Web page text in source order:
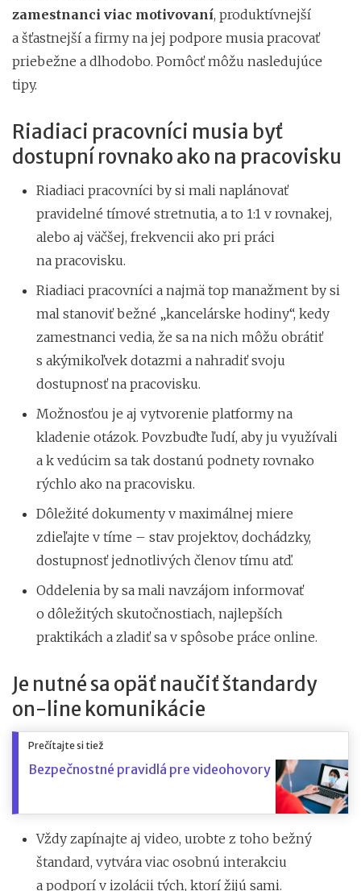
zamestnanci viac motivovaní, produktívnejší
a šťastnejší a firmy na jej podpore musia pracovať
priebežne a dlhodobo. Pomôcť môžu nasledujúce
tipy.
Riadiaci pracovníci musia byť
dostupní rovnako ako na pracovisku
Riadiaci pracovníci by si mali naplánovať
pravidelné tímové stretnutia, a to 1:1 v rovnakej,
alebo aj väčšej, frekvencii ako pri práci
na pracovisku.
Riadiaci pracovníci a najmä top manažment by si
mal stanoviť bežné „kancelárske hodiny“, kedy
zamestnanci vedia, že sa na nich môžu obrátiť
s akýmikoľvek dotazmi a nahradiť svoju
dostupnosť na pracovisku.
Možnosťou je aj vytvorenie platformy na
kladenie otázok. Povzbuďte ľudí, aby ju využívali
a k vedúcim sa tak dostanú podnety rovnako
rýchlo ako na pracovisku.
Dôležité dokumenty v maximálnej miere
zdieľajte v tíme – stav projektov, dochádzky,
dostupnosť jednotlivých členov tímu atď.
Oddelenia by sa mali navzájom informovať
o dôležitých skutočnostiach, najlepších
praktikách a zladiť sa v spôsobe práce online.
Je nutné sa opäť naučiť štandardy
on-line komunikácie
Prečítajte si tiež
Bezpečnostné pravidlá pre videohovory
Vždy zapínajte aj video, urobte z toho bežný
štandard, vytvára viac osobnú interakciu
a podporí v izolácii tých, ktorí žijú sami.